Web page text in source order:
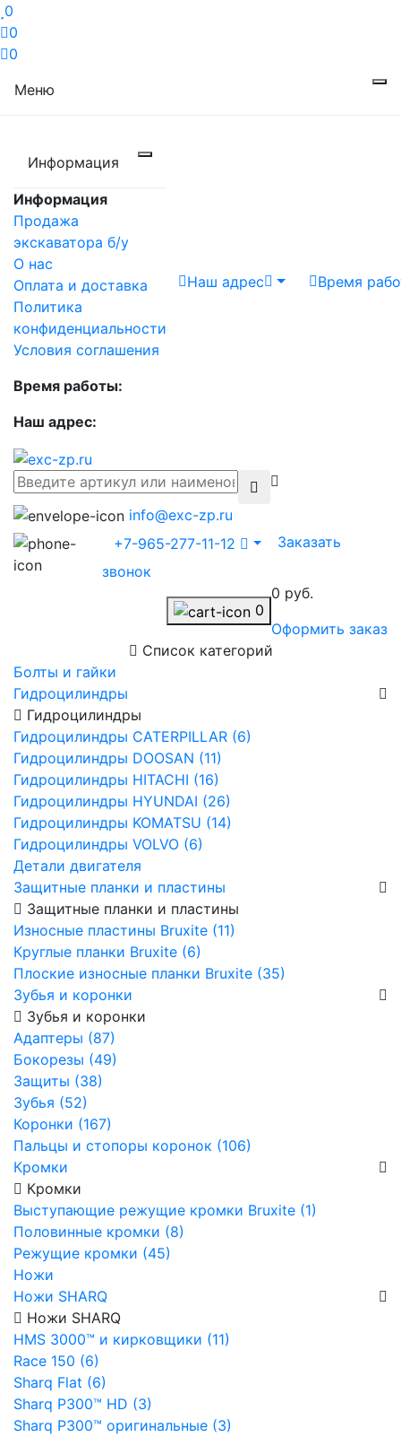
0
0
0
Меню
Информация
Информация
Продажа
экскаватора б/у
О нас
Оплата и доставка
Политика
конфиденциальности
Условия соглашения
Время работы:
Наш адрес:
Наш адрес Время
info@exc-zp.ru
+7-965-277-11-12
Заказать
звонок
0
0 руб.
Оформить заказ
Список категорий
Болты и гайки
Гидроцилиндры
Гидроцилиндры
Гидроцилиндры CATERPILLAR (6)
Гидроцилиндры DOOSAN (11)
Гидроцилиндры HITACHI (16)
Гидроцилиндры HYUNDAI (26)
Гидроцилиндры KOMATSU (14)
Гидроцилиндры VOLVO (6)
Детали двигателя
Защитные планки и пластины
Защитные планки и пластины
Износные пластины Bruxite (11)
Круглые планки Bruxite (6)
Плоские износные планки Bruxite (35)
Зубья и коронки
Зубья и коронки
Адаптеры (87)
Бокорезы (49)
Защиты (38)
Зубья (52)
Коронки (167)
Пальцы и стопоры коронок (106)
Кромки
Кромки
Выступающие режущие кромки Bruxite (1)
Половинные кромки (8)
Режущие кромки (45)
Ножи
Ножи SHARQ
Ножи SHARQ
HMS 3000™ и кирковщики (11)
Race 150 (6)
Sharq Flat (6)
Sharq P300™ HD (3)
Sharq P300™ оригинальные (3)